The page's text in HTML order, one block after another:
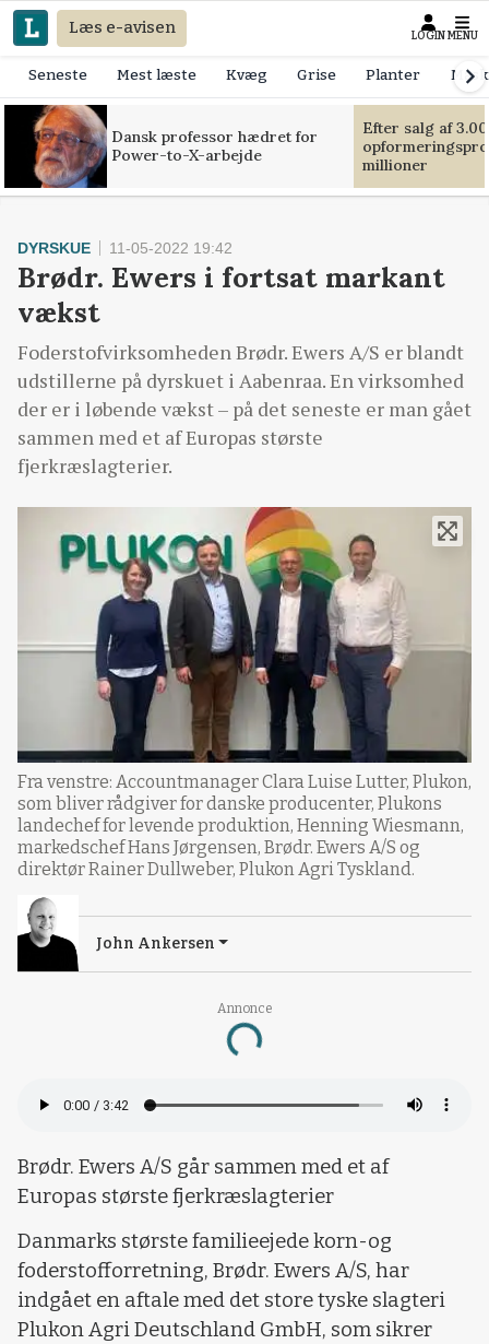
Læs e-avisen LOGIN MENU
Seneste Mest læste Kvæg Grise Planter
Dansk professor hædret for
Power-to-X-arbejde
Efter salg af
millioner
Annonce
Loading...
DYRSKUE 11-05-2022 19:42
Brødr. Ewers i fortsat markant
vækst
Foderstofvirksomheden Brødr. Ewers A/S er blandt
udstillerne på dyrskuet i Aabenraa. En virksomhed
der er i løbende vækst – på det seneste er man gået
sammen med et af Europas største
fjerkræslagterier.
Fra venstre: Accountmanager Clara Luise Lutter, Plukon,
som bliver rådgiver for danske producenter, Plukons
landechef for levende produktion, Henning Wiesmann,
markedschef Hans Jørgensen, Brødr. Ewers A/S og
direktør Rainer Dullweber, Plukon Agri Tyskland.
John Ankersen
Brødr. Ewers A/S går sammen med et af
Europas største fjerkræslagterier
Danmarks største familieejede korn-og
foderstofforretning, Brødr. Ewers A/S, har
indgået en aftale med det store tyske slagteri
Plukon Agri Deutschland GmbH, som sikrer